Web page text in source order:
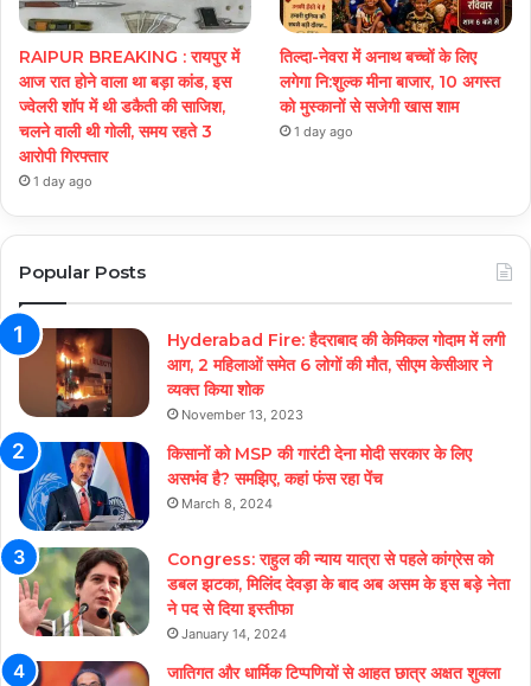
RAIPUR BREAKING : रायपुर में
आज रात होने वाला था बड़ा कांड, इस
ज्वेलरी शॉप में थी डकैती की साजिश,
चलने वाली थी गोली, समय रहते 3
आरोपी गिरफ्तार
1 day ago
तिल्दा-नेवरा में अनाथ बच्चों के लिए
लगेगा नि:शुल्क मीना बाजार, 10 अगस्त
को मुस्कानों से सजेगी खास शाम
1 day ago
Popular Posts
Hyderabad Fire: हैदराबाद की केमिकल गोदाम में लगी
आग, 2 महिलाओं समेत 6 लोगों की मौत, सीएम केसीआर ने
व्यक्त किया शोक
November 13, 2023
किसानों को MSP की गारंटी देना मोदी सरकार के लिए
असभंव है? समझिए, कहां फंस रहा पेंच
March 8, 2024
Congress: राहुल की न्याय यात्रा से पहले कांग्रेस को
डबल झटका, मिलिंद देवड़ा के बाद अब असम के इस बड़े नेता
ने पद से दिया इस्तीफा
January 14, 2024
जातिगत और धार्मिक टिप्पणियों से आहत छात्र अक्षत शुक्ला